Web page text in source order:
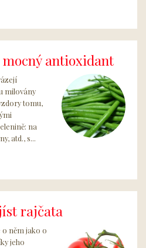
mocný antioxidant
milovány
tomu,
na
atd., s...
rajčata
o něm jako o
jeho